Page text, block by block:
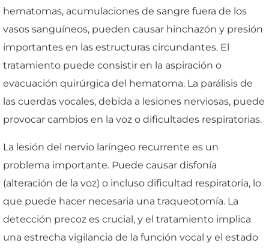
hematomas, acumulaciones de sangre fuera de los
vasos sanguíneos, pueden causar hinchazón y presión
importantes en las estructuras circundantes. El
tratamiento puede consistir en la aspiración o
evacuación quirúrgica del hematoma. La parálisis de
las cuerdas vocales, debida a lesiones nerviosas, puede
provocar cambios en la voz o dificultades respiratorias.
La lesión del nervio laríngeo recurrente es un
problema importante. Puede causar disfonía
(alteración de la voz) o incluso dificultad respiratoria, lo
que puede hacer necesaria una traqueotomía. La
detección precoz es crucial, y el tratamiento implica
una estrecha vigilancia de la función vocal y el estado